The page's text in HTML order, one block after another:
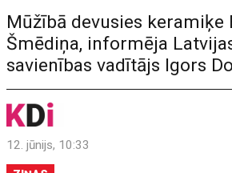
Mūžībā devusies keramiķe
Šmēdiņa, informēja
savienības vadītājs Igors
12. jūnijs, 10:33